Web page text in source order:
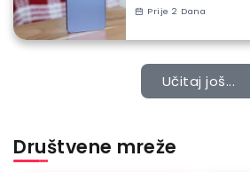
Prije 2 Dana
Učitaj još...
Društvene mreže